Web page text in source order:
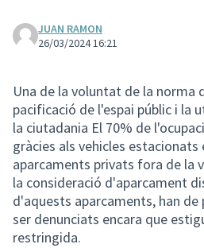
JUAN RAMON
26/03/2024 16:21
Una de la voluntat de la norma
pacificació de l'espai públic i la
la ciutadania El 70% de
gràcies als vehicles estacionats
aparcaments privats fora de la
la consideració d'aparcament
d'aquests aparcaments, han de
ser denunciats encara que
restringida.